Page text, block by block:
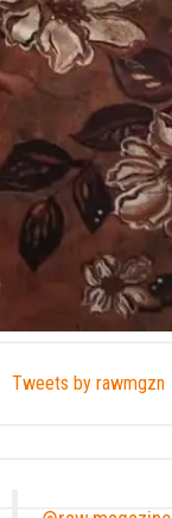
Tweets by rawmgzn